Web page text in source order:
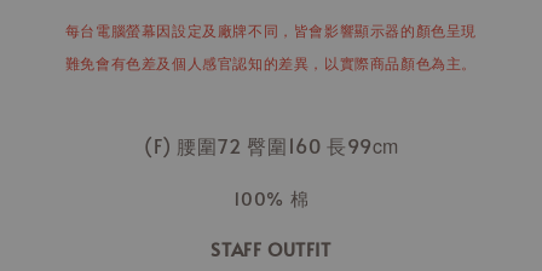
每台電腦螢幕因設定及廠牌不同，皆會影響顯示器的顏色呈現
難免會有色差及個人感官認知的差異，以實際商品顏色為主。
(F) 腰圍72 臀圍160 長99cm
100% 棉
STAFF OUTFIT